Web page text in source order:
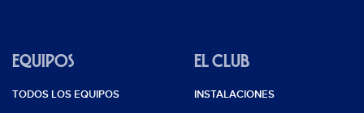
EQUIPOS
TODOS LOS EQUIPOS
EL CLUB
INSTALACIONES